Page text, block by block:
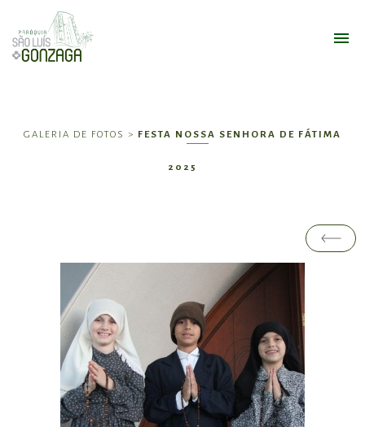
GALERIA DE FOTOS > FESTA NOSSA SENHORA DE FÁTIMA
2025